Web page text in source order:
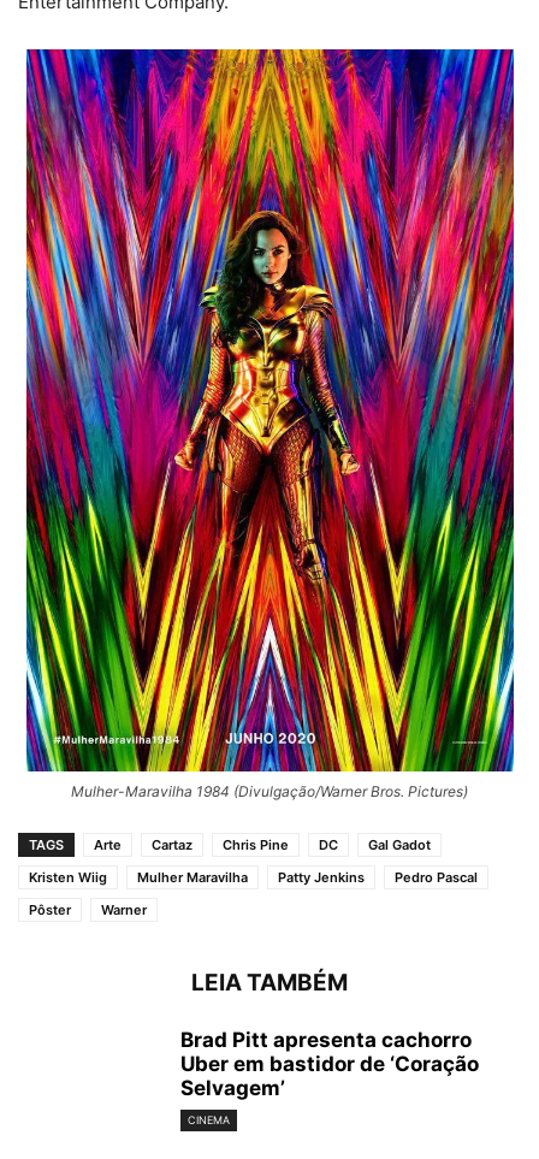
Mulher-Maravilha 1984 (Divulgação/Warner Bros. Pictures)
TAGS Arte Cartaz Chris Pine DC
Gal Gadot
Kristen Wiig
Mulher Maravilha Patty Jenkins
Pedro Pascal
Pôster
Warner
LEIA TAMBÉM
Brad Pitt apresenta cachorro
Uber em bastidor de ‘Coração
Selvagem’
CINEMA